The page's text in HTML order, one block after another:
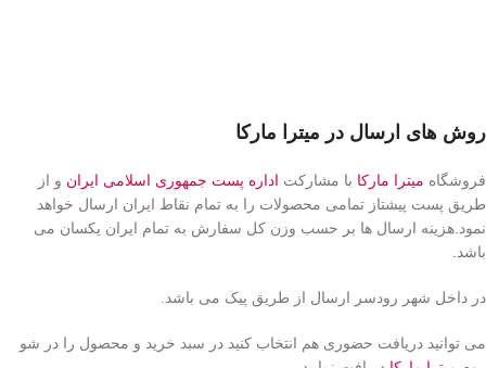
روش های ارسال در میترا مارکا
فروشگاه میترا مارکا با مشارکت اداره پست جمهوری اسلامی ایران و از
طریق پست پیشتاز تمامی محصولات را به تمام نقاط ایران ارسال خواهد
نمود.هزینه ارسال ها بر حسب وزن کل سفارش به تمام ایران یکسان می
باشد.
در داخل شهر رودسر ارسال از طریق پیک می باشد.
می توانید دریافت حضوری هم انتخاب کنید در سبد خرید و محصول را در شو